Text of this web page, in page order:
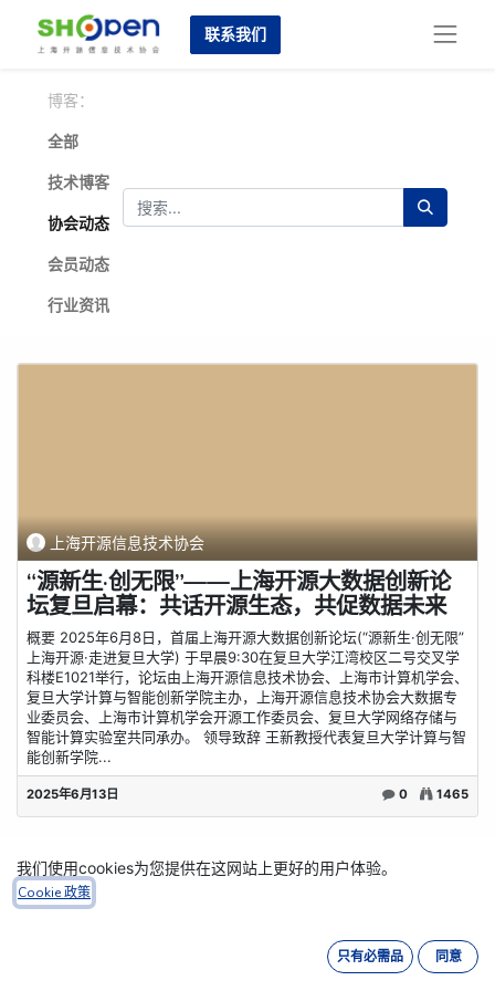
联系我们
博客：
全部
技术博客
协会动态
会员动态
行业资讯
上海开源信息技术协会
“源新生·创无限”——上海开源大数据创新论
坛复旦启幕：共话开源生态，共促数据未来
概要 2025年6月8日，首届上海开源大数据创新论坛(“源新生·创无限”
上海开源·走进复旦大学) 于早晨9:30在复旦大学江湾校区二号交叉学
科楼E1021举行，论坛由上海开源信息技术协会、上海市计算机学会、
复旦大学计算与智能创新学院主办，上海开源信息技术协会大数据专
业委员会、上海市计算机学会开源工作委员会、复旦大学网络存储与
智能计算实验室共同承办。 领导致辞 王新教授代表复旦大学计算与智
能创新学院...
2025年6月13日 0 1465
我们使用cookies为您提供在这网站上更好的用户体验。
Cookie 政策
只有必需品 同意